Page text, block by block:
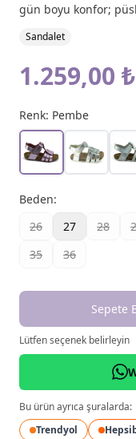
gün boyu konfor;
Sandalet
1.259,00 ₺
Renk: Pembe
Beden:
26
27 28
35
36
Sepete
Lütfen seçenek belirleyin
Bu ürün ayrıca şuralarda:
Trendyol